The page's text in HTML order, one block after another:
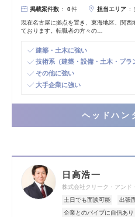
掲載案件数 0件 担当エリア
現在名古屋に拠点を置き、東海地区、関
ております。転職者の方々の…
建築・土木に強い
技術系（建築・設備・土木・プラ
その他に強い
大手企業に強い
ヘッドハン
日高浩一
株式会社クリーク・アンド
土日でも面談可能
出張
企業とのパイプに自信あり